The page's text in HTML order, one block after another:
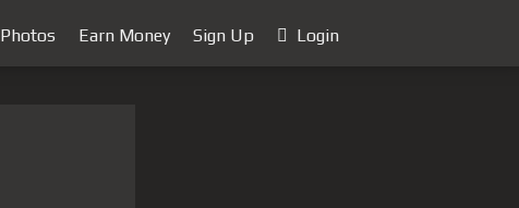
Photos Earn Money Sign Up Login